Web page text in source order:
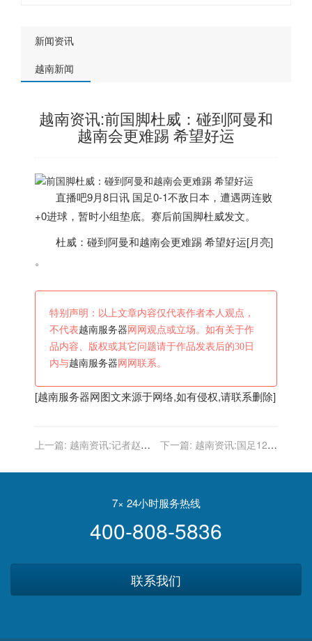
新闻资讯
越南新闻
越南资讯:前国脚杜威：碰到阿曼和
越南会更难踢 希望好运
直播吧9月8日讯 国足0-1不敌日本，遭遇两连败
+0进球，暂时小组垫底。赛后前国脚杜威发文。
杜威：碰到阿曼和越南会更难踢 希望好运[月亮] ​​​
。
特别声明：以上文章内容仅代表作者本人观点，
不代表越南服务器 网网观点或立场。如有关于作
品内容、版权或其它问题请于作品发表后的30日
内与越南服务器 网网联系。
[越南服务器网图文来源于网络,如有侵权,请联系删除]
上一篇: 越南资讯:记者赵
与越南的比赛很关键
下一篇: 越南资讯:国足12强
越南，10月12日踢沙特
7× 24小时服务热线
400-808-5836
联系我们